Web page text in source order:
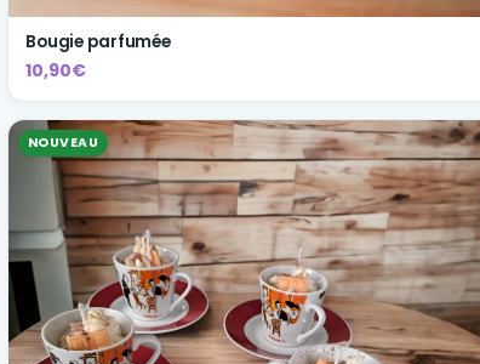
Bougie parfumée
10,90€
NOUVEAU